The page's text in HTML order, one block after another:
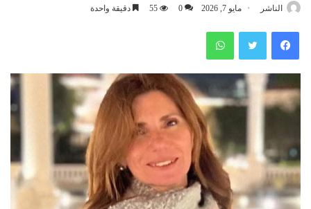
الناشر مايو 7, 2026 0
55 دقيقة واحدة
فيسبوك تويتر واتساب